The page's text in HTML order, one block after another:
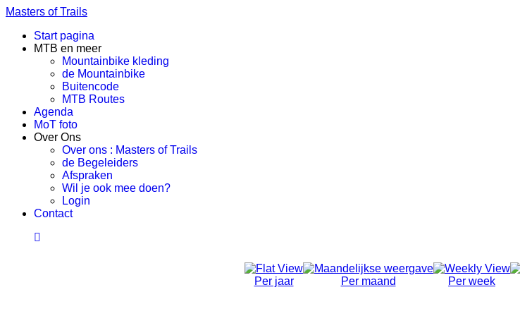
Masters of Trails
Start pagina
MTB en meer
Mountainbike kleding
de Mountainbike
Buitencode
MTB Routes
Agenda
MoT foto
Over Ons
Over ons : Masters of Trails
de Begeleiders
Afspraken
Wil je ook mee doen?
Login
Contact
Per jaar Per maand Per week